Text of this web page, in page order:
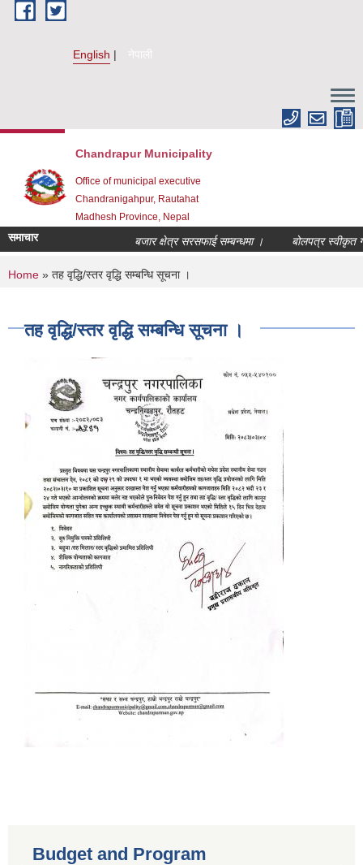
Skip to main content
English नेपाली
Chandrapur Municipality
Office of municipal executive
Chandranigahpur, Rautahat
Madhesh Province, Nepal
समाचार बजार क्षेत्र सरसफाई सम्बन्धमा । बोलपत्र स्वीकृत
You are here
Home » तह वृद्धि/स्तर वृद्धि सम्बन्धि सूचना ।
तह वृद्धि/स्तर वृद्धि सम्बन्धि सूचना ।
Budget and Program